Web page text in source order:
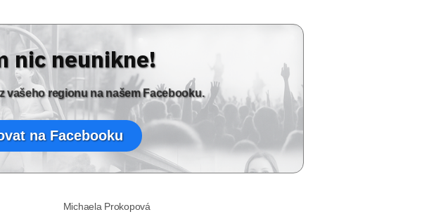
nic neunikne!
vašeho regionu na našem Facebooku.
na Facebooku
Michaela Prokopová